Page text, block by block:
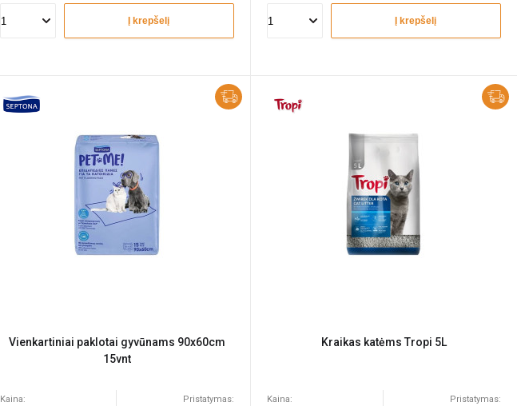
Į krepšelį Į krepšelį
Vienkartiniai paklotai gyvūnams 90x60cm
15vnt
Kaina: Pristatymas:
Kraikas katėms Tropi 5L
Kaina: Pristatymas: